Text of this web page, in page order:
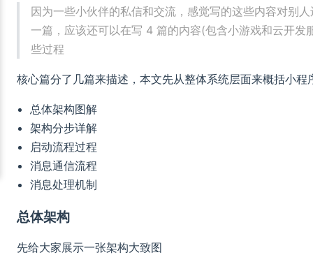
因为一些小伙伴的私信和交流，感觉写的这些内容对别
一篇，应该还可以在写 4 篇的内容(包含小游戏和云开
些过程
核心篇分了几篇来描述，本文先从整体系统层面来概括小
总体架构图解
架构分步详解
启动流程过程
消息通信流程
消息处理机制
总体架构
先给大家展示一张架构大致图